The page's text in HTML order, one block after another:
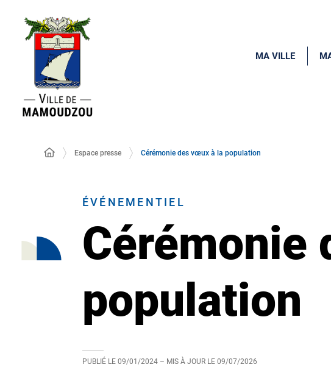
MA VILLE
Espace presse Cérémonie des vœux à la population
ÉVÉNEMENTIEL
Cérémonie
population
PUBLIÉ LE 09/01/2024 – MIS À JOUR LE 09/07/2026